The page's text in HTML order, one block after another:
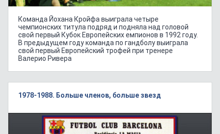
Команда Йохана Кройфа выиграла четыре
чемпионских титула подряд и подняла над головой
свой первый Кубок Европейских емпионов в 1992 году.
В предыдущем году команда по гандболу выиграла
свой первый Европейский трофей при тренере
Валерио Ривера
1978-1988. Больше членов, больше звезд